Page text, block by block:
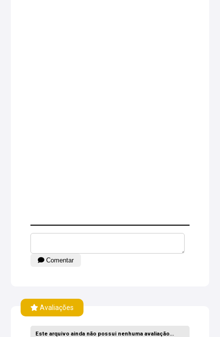
Comentar
Avaliações
Este arquivo ainda não possui nenhuma avaliação...